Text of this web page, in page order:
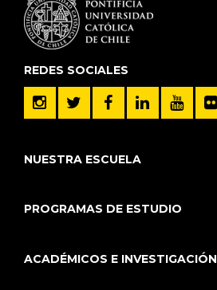
REDES SOCIALES
NUESTRA ESCUELA
PROGRAMAS DE ESTUDIO
ACADÉMICOS E INVESTIGACIÓN